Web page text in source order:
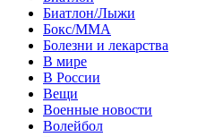
Биатлон/Лыжи
Бокс/MMA
Болезни и лекарства
В мире
В России
Вещи
Военные новости
Волейбол